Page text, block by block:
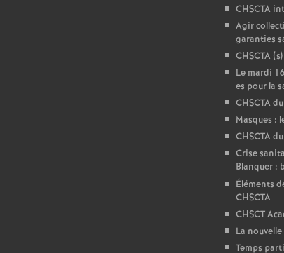
CHSCTA
Agir
garanties
CHSCTA
Le mardi
es pour la
CHSCTA
Masques :
CHSCTA
Crise
Blanquer :
Éléments
CHSCTA
CHSCT
La
Temps